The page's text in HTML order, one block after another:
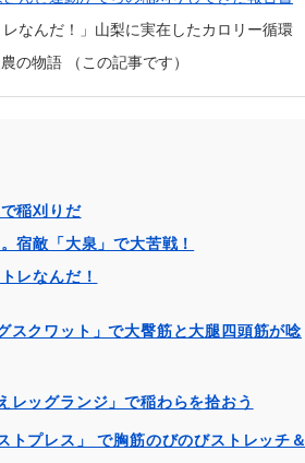
レなんだ！」山梨に実在したカロリー循環
の物語 （この記事です）
稲刈りだ
宿敵「大泉」で大苦戦！
レなんだ！
スクワット」で大臀筋と大腿四頭筋が唸
レッグランジ」で稲わらを拾おう
トプレス」 で胸筋のびのびストレッチ＆